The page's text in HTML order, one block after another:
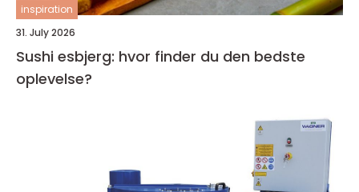
inspiration
31. July 2026
Sushi esbjerg: hvor finder du den bedste
oplevelse?